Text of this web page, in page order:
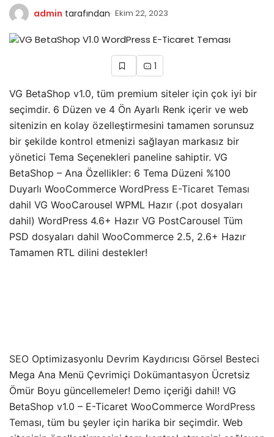
admin tarafından Ekim 22, 2023
1
VG BetaShop v1.0, tüm premium siteler için çok iyi bir
seçimdir. 6 Düzen ve 4 Ön Ayarlı Renk içerir ve web
sitenizin en kolay özelleştirmesini tamamen sorunsuz
bir şekilde kontrol etmenizi sağlayan markasız bir
yönetici Tema Seçenekleri paneline sahiptir. VG
BetaShop – Ana Özellikler: 6 Tema Düzeni %100
Duyarlı WooCommerce WordPress E-Ticaret Teması
dahil VG WooCarousel WPML Hazır (.pot dosyaları
dahil) WordPress 4.6+ Hazır VG PostCarousel Tüm
PSD dosyaları dahil WooCommerce 2.5, 2.6+ Hazır
Tamamen RTL dilini destekler!
SEO Optimizasyonlu Devrim Kaydırıcısı Görsel Besteci
Mega Ana Menü Çevrimiçi Dokümantasyon Ücretsiz
Ömür Boyu güncellemeler! Demo içeriği dahil! VG
BetaShop v1.0 – E-Ticaret WooCommerce WordPress
Teması, tüm bu şeyler için harika bir seçimdir. Web